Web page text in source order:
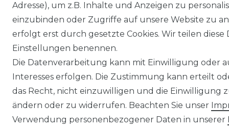
Adresse), um z.B. Inhalte und Anzeigen zu
einzubinden oder Zugriffe auf unsere Website zu
erfolgt erst durch gesetzte Cookies. Wir teilen
Einstellungen benennen.
Die Datenverarbeitung kann mit Einwilligung oder
Interesses erfolgen. Die Zustimmung kann erteilt
das Recht, nicht einzuwilligen und die Einwilligung
ändern oder zu widerrufen. Beachten Sie unser
Verwendung personenbezogener Daten in unserer